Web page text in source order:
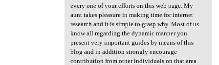
every one of your efforts on this web page. My
aunt takes pleasure in making time for internet
research and it is simple to grasp why. Most of us
know all regarding the dynamic manner you
present very important guides by means of this
blog and in addition strongly encourage
contribution from other individuals on that area